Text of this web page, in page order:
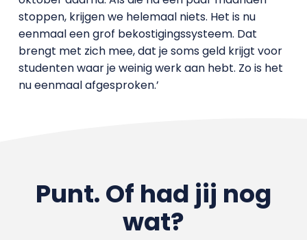
stoppen, krijgen we helemaal niets. Het is nu
eenmaal een grof bekostigingssysteem. Dat
brengt met zich mee, dat je soms geld krijgt voor
studenten waar je weinig werk aan hebt. Zo is het
nu eenmaal afgesproken.’
Punt. Of had jij nog
wat?